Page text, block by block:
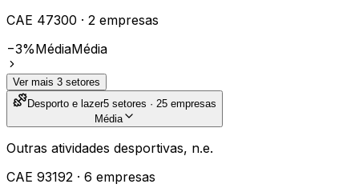
CAE 47300 · 2 empresas
−3%MédiaMédia
Ver mais 3 setores
Desporto e lazer5 setores · 25 empresas
Média
Outras atividades desportivas, n.e.
CAE 93192 · 6 empresas